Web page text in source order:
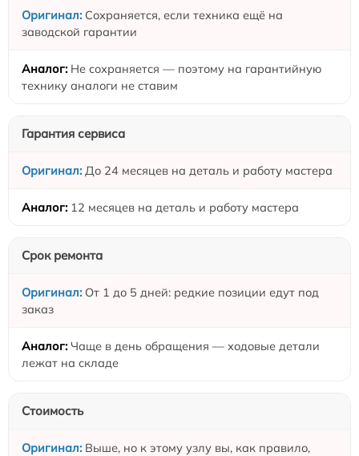
Сохраняется, если техника ещё на
заводской гарантии
Не сохраняется — поэтому на гарантийную
технику аналоги не ставим
Гарантия сервиса
До 24 месяцев на деталь и работу мастера
12 месяцев на деталь и работу мастера
Срок ремонта
От 1 до 5 дней: редкие позиции едут под
заказ
Чаще в день обращения — ходовые детали
лежат на складе
Стоимость
Выше, но к этому узлу вы, как правило,